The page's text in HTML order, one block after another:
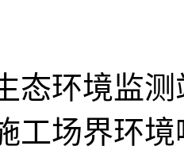
态环境监
工场界环